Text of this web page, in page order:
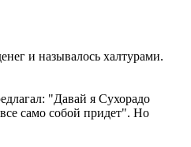
и называлось халтурами.
"Давай я Сухорадо
само собой придет". Но